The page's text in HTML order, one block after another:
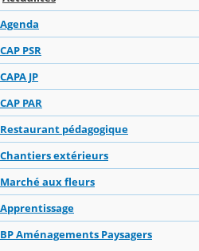
Agenda
CAP PSR
CAPA JP
CAP PAR
Restaurant pédagogique
Chantiers extérieurs
Marché aux fleurs
Apprentissage
BP Aménagements Paysagers